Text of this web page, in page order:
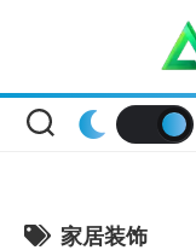
家居装饰